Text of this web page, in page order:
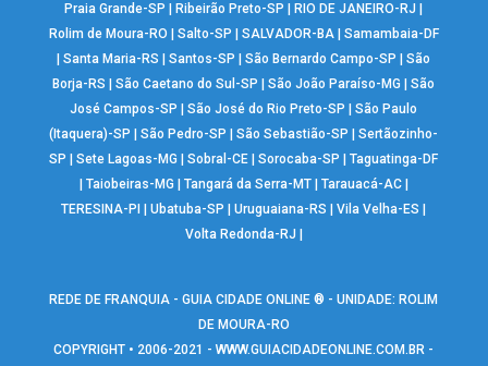
Praia Grande-SP
Ribeirão Preto-SP RIO DE JANEIRO-RJ
Rolim de Moura-RO
Salto-SP SALVADOR-BA| Samambaia-DF
|Santa Maria-RS |Santos-SP |São Bernardo Campo-SP |São
Borja-RS
|São Caetano do Sul-SP |São João Paraíso-MG |São
José Campos-SP
|São José do Rio Preto-SP |São Paulo
(Itaquera)-SP
|São Pedro-SP |São Sebastião-SP |Sertãozinho-
SP
|Sete Lagoas-MG |Sobral-CE |Sorocaba-SP |Taguatinga-DF
Taiobeiras-MG Tangará da Serra-MT| Tarauacá-AC|
TERESINA-PI
|Ubatuba-SP |Uruguaiana-RS |Vila Velha-ES
Volta Redonda-RJ
REDE DE FRANQUIA - GUIA CIDADE ONLINE ® - UNIDADE: ROLIM
DE MOURA-RO
COPYRIGHT • 2006-2021 -WWW.GUIACIDADEONLINE.COM.BR -